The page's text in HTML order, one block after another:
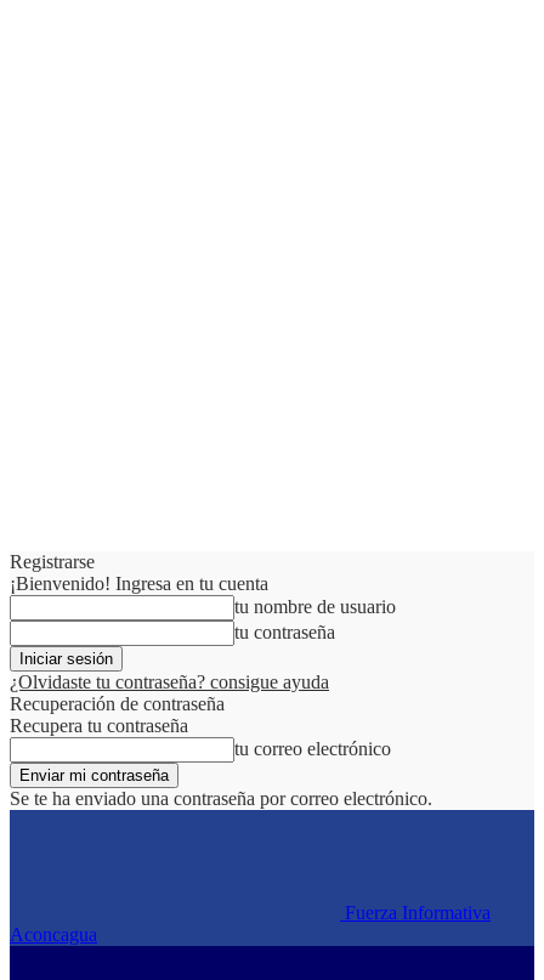
Registrarse
¡Bienvenido! Ingresa en tu cuenta
tu nombre de usuario
tu contraseña
¿Olvidaste tu contraseña? consigue ayuda
Recuperación de contraseña
Recupera tu contraseña
tu correo electrónico
Se te ha enviado una contraseña por correo electrónico.
Fuerza Informativa
Aconcagua